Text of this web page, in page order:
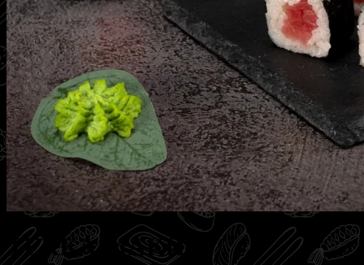
ТЕККА МАКИ